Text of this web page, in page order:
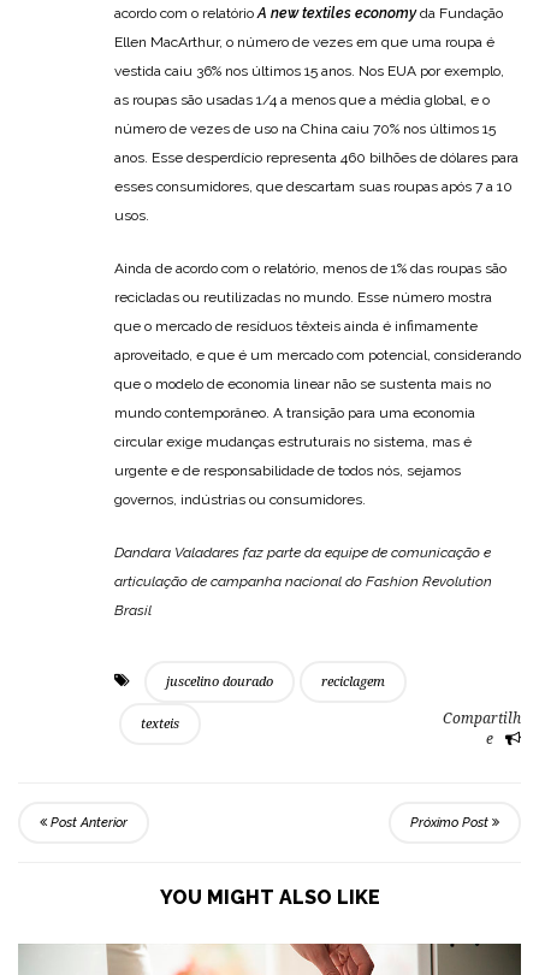
acordo com o relatórioA new textiles economyda Fundação
Ellen MacArthur, o número de vezes em que uma roupa é
vestida caiu 36% nos últimos 15 anos. Nos EUA por exemplo,
as roupas são usadas 1/4 a menos que a média global, e o
número de vezes de uso na China caiu 70% nos últimos 15
anos. Esse desperdício representa 460 bilhões de dólares para
esses consumidores, que descartam suas roupas após 7 a 10
usos.
Ainda de acordo com o relatório, menos de 1% das roupas são
recicladas ou reutilizadas no mundo. Esse número mostra
que o mercado de resíduos têxteis ainda é infimamente
aproveitado, e que é um mercado com potencial, considerando
que o modelo de economia linear não se sustenta mais no
mundo contemporâneo. A transição para uma economia
circular exige mudanças estruturais no sistema, mas é
urgente e de responsabilidade de todos nós, sejamos
governos, indústrias ou consumidores.
Dandara Valadares faz parte da equipe de comunicação e
articulação de campanha nacional do Fashion Revolution
Brasil
juscelino dourado reciclagem
texteis
Compartilh
e
Post Anterior Próximo Post
YOU MIGHT ALSO LIKE